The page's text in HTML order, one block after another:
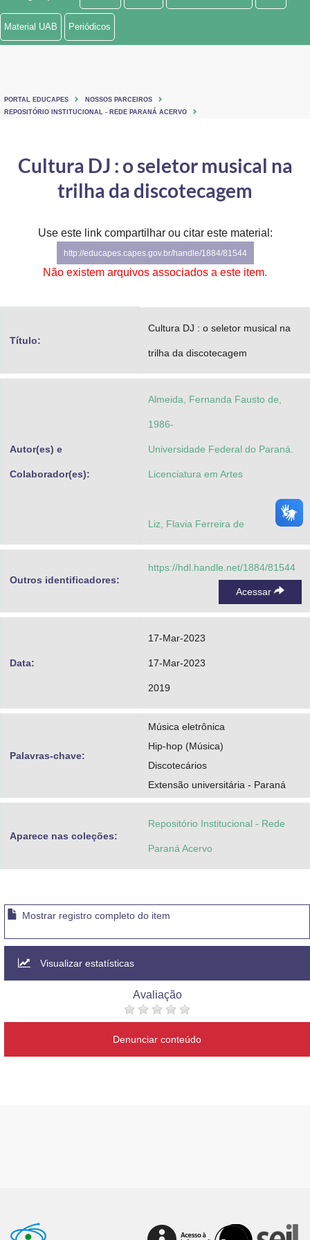
Ministério de Minas e Energia
Ministério do Turismo
Controladoria-Geral da União
Secretaria-Geral
Material UAB Periódicos
PORTAL EDUCAPES
NOSSOS PARCEIROS
REPOSITÓRIO INSTITUCIONAL - REDE PARANÁ ACERVO
Cultura DJ : o seletor musical na
trilha da discotecagem
Use este link compartilhar ou citar este material:
http://educapes.capes.gov.br/handle/1884/81544
Não existem arquivos associados a este item.
Título:
Cultura DJ : o seletor musical na
trilha da discotecagem
Autor(es) e
Colaborador(es):
Almeida, Fernanda Fausto de,
1986-
Universidade Federal do Paraná.
Licenciatura em Artes
Liz, Flavia Ferreira de
Outros identificadores:
https://hdl.handle.net/1884/81544
Acessar
Data:
17-Mar-2023
17-Mar-2023
2019
Palavras-chave:
Música eletrônica
Hip-hop (Música)
Discotecários
Extensão universitária - Paraná
Aparece nas coleções:
Repositório Institucional - Rede
Paraná Acervo
Mostrar registro completo do item
Visualizar estatísticas
Avaliação
Denunciar conteúdo